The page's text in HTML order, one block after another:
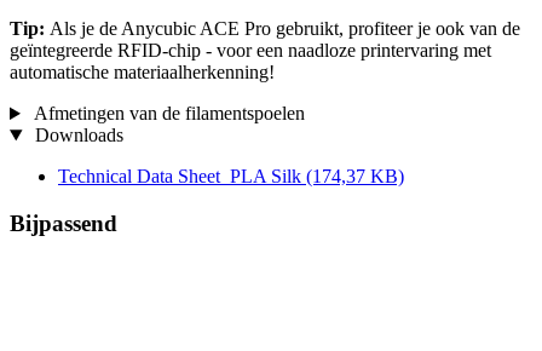
Tip: Als je de Anycubic ACE Pro gebruikt, profiteer je ook van de
geïntegreerde RFID-chip - voor een naadloze printervaring met
automatische materiaalherkenning!
Afmetingen van de filamentspoelen
Downloads
Technical Data Sheet_PLA Silk (174,37 KB)
Bijpassend